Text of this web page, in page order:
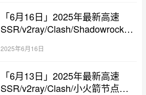
「6月16日」2025年最新高速
SSR/v2ray/Clash/Shadowrocket
2025年6月16日
「6月13日」2025年最新高速
SSR/v2ray/Clash/小火箭节点免